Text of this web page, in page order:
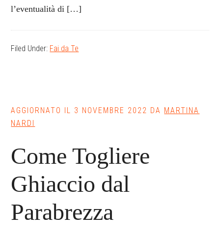
l’eventualità di […]
Filed Under: Fai da Te
AGGIORNATO IL 3 NOVEMBRE 2022 DA MARTINA
NARDI
Come Togliere
Ghiaccio dal
Parabrezza